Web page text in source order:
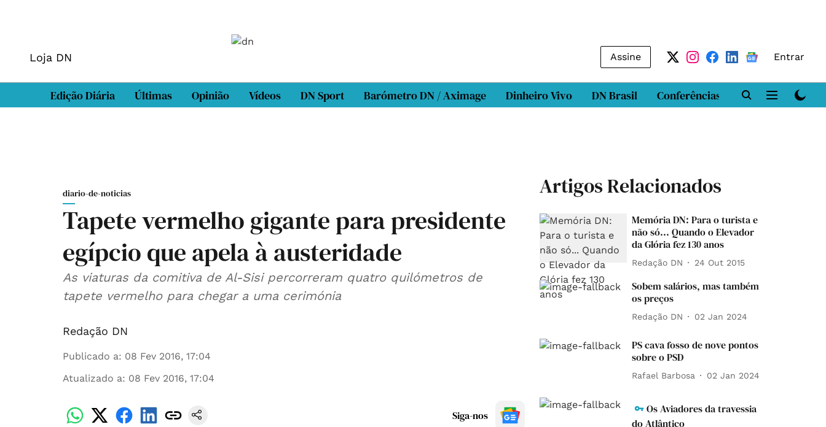
Loja DN Assine Entrar
Edição Diária Últimas Opinião Vídeos DN Sport Barómetro DN / Aximage Dinheiro Vivo DN Brasil Conferências DN LAB
diario-de-noticias
Tapete vermelho gigante para presidente
egípcio que apela à austeridade
As viaturas da comitiva de Al-Sisi percorreram quatro quilómetros de
tapete vermelho para chegar a uma cerimónia
Redação DN
Publicado a: 08 Fev 2016, 17:04
Atualizado a: 08 Fev 2016, 17:04
Siga-nos
Artigos Relacionados
Memória DN: Para o turista e
não só... Quando o Elevador
da Glória fez 130 anos
Redação DN 24 Out 2015
Sobem salários, mas também
os preços
Redação DN 02 Jan 2024
PS cava fosso de nove pontos
sobre o PSD
Rafael Barbosa 02 Jan 2024
Os Aviadores da travessia
do Atlântico